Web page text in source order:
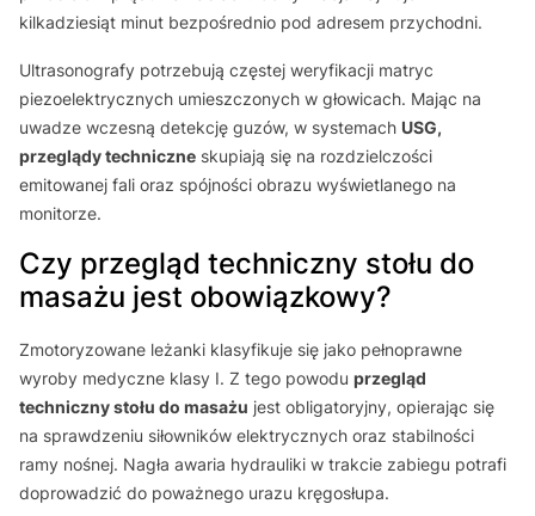
kilkadziesiąt minut bezpośrednio pod adresem przychodni.
Ultrasonografy potrzebują częstej weryfikacji matryc
piezoelektrycznych umieszczonych w głowicach. Mając na
uwadze wczesną detekcję guzów, w systemach USG,
przeglądy techniczne skupiają się na rozdzielczości
emitowanej fali oraz spójności obrazu wyświetlanego na
monitorze.
Czy przegląd techniczny stołu do
masażu jest obowiązkowy?
Zmotoryzowane leżanki klasyfikuje się jako pełnoprawne
wyroby medyczne klasy I. Z tego powodu przegląd
techniczny stołu do masażu jest obligatoryjny, opierając się
na sprawdzeniu siłowników elektrycznych oraz stabilności
ramy nośnej. Nagła awaria hydrauliki w trakcie zabiegu potrafi
doprowadzić do poważnego urazu kręgosłupa.